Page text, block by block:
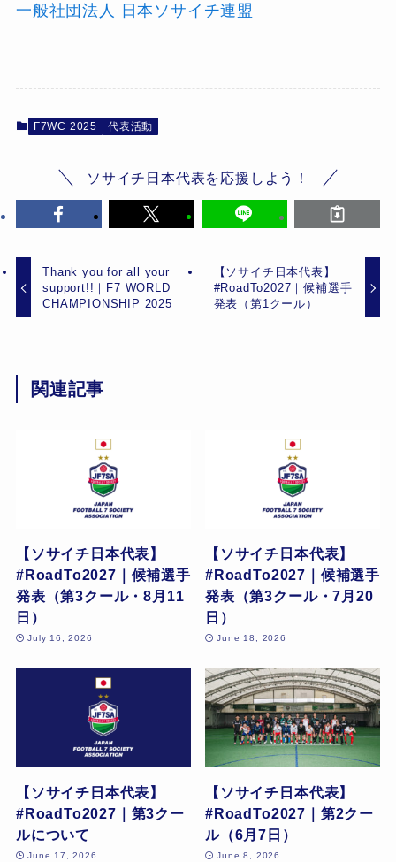
一般社団法人 日本ソサイチ連盟
F7WC 2025 代表活動
ソサイチ日本代表を応援しよう！
Thank you for all your
support!!｜F7 WORLD
CHAMPIONSHIP 2025
【ソサイチ日本代表】
#RoadTo2027｜候補選手
発表（第1クール）
関連記事
【ソサイチ日本代表】
#RoadTo2027｜候補選手
発表（第3クール・8月11
日）
July 16, 2026
【ソサイチ日本代表】
#RoadTo2027｜候補選手
発表（第3クール・7月20
日）
June 18, 2026
【ソサイチ日本代表】
#RoadTo2027｜第3クー
ルについて
June 17, 2026
【ソサイチ日本代表】
#RoadTo2027｜第2クー
ル（6月7日）
June 8, 2026